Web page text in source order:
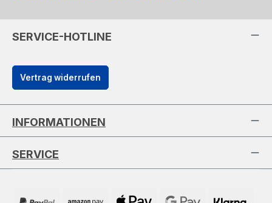
SERVICE-HOTLINE
Vertrag widerrufen
INFORMATIONEN
SERVICE